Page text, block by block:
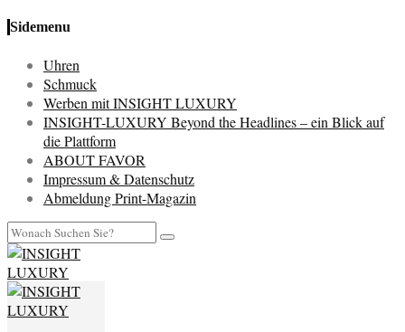
Sidemenu
Uhren
Schmuck
Werben mit INSIGHT LUXURY
INSIGHT-LUXURY Beyond the Headlines – ein Blick auf
die Plattform
ABOUT FAVOR
Impressum & Datenschutz
Abmeldung Print-Magazin